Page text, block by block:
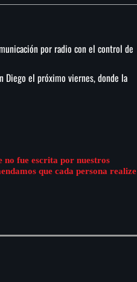
por radio con el control de
Diego el próximo viernes, donde la
no fue escrita por nuestros
que cada persona realize